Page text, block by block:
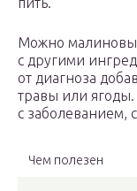
Можно
с другими
от диагноза
травы или
с заболеванием,
Чем полезен